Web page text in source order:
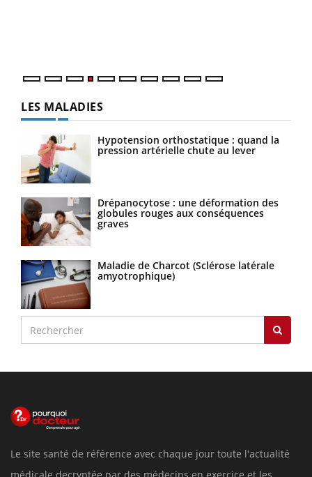
LES MALADIES
Hypotension orthostatique : quand la
pression artérielle chute au lever
Drépanocytose : une déformation des
globules rouges aux conséquences
graves
Maladie de Charcot (Sclérose latérale
amyotrophique)
Le site santé de référence avec chaque jour toute l'actualité